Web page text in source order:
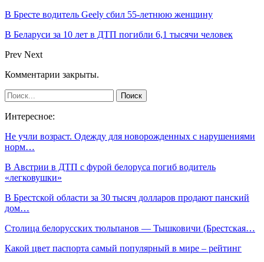
В Бресте водитель Geely сбил 55-летнюю женщину
В Беларуси за 10 лет в ДТП погибли 6,1 тысячи человек
Prev Next
Комментарии закрыты.
Интересное:
Не учли возраст. Одежду для новорожденных с нарушениями
норм…
В Австрии в ДТП с фурой белоруса погиб водитель
«легковушки»
В Брестской области за 30 тысяч долларов продают панский
дом…
Столица белорусских тюльпанов — Тышковичи (Брестская…
Какой цвет паспорта самый популярный в мире – рейтинг